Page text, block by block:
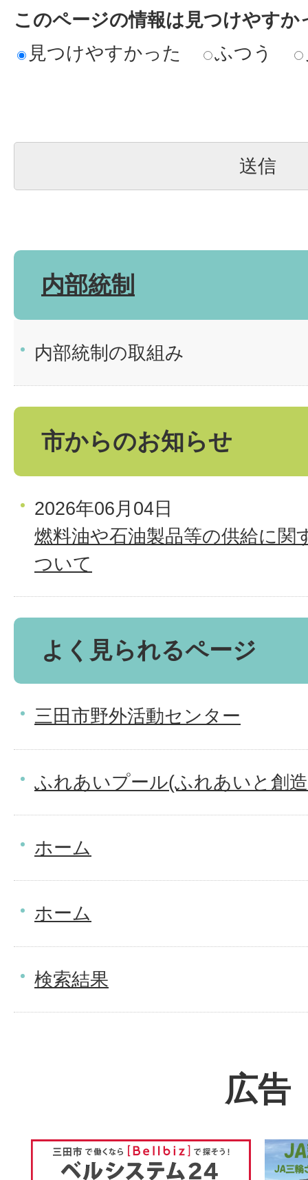
このページの情報は見つけやすか
見つけやすかった
ふつう
内部統制
内部統制の取組み
市からのお知らせ
2026年06月04日
燃料油や石油製品等の供給に関
ついて
よく見られるページ
三田市野外活動センター
ふれあいプール(ふれあいと創
ホーム
ホーム
検索結果
広告